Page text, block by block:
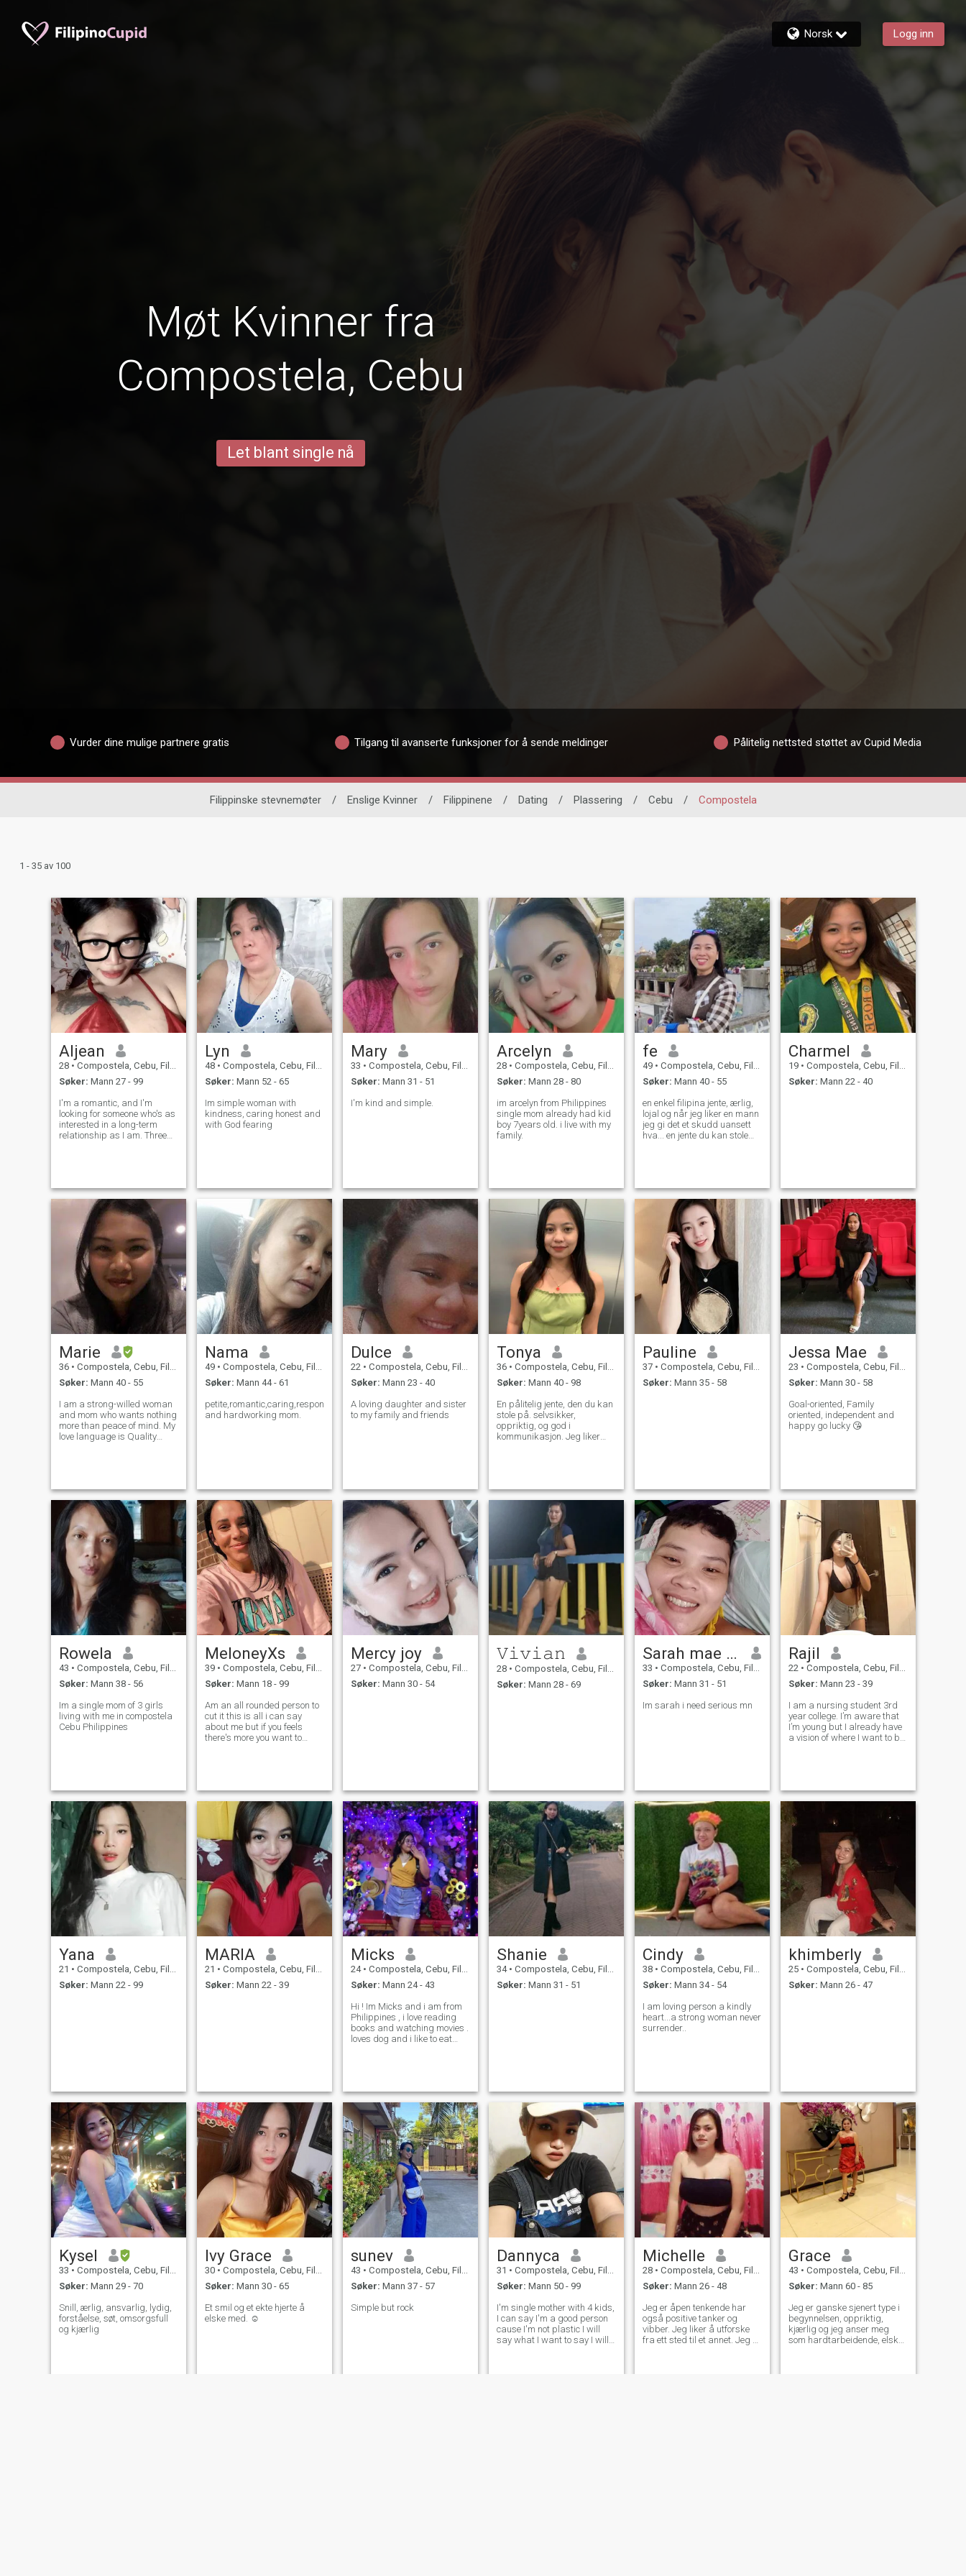
Norsk Logg inn
Møt Kvinner fra
Compostela, Cebu
Let blant single nå
Vurder dine mulige partnere gratis Tilgang til avanserte funksjoner for å sende meldinger Pålitelig nettsted støttet av Cupid Media
Filippinske stevnemøter / Enslige Kvinner / Filippinene / Dating / Plassering / Cebu / Compostela
1 - 35 av 100
Aljean
28 • Compostela, Cebu, Filippinene
Søker: Mann 27 - 99
I'm a romantic, and I'm
looking for someone who's as
interested in a long-term
relationship as I am. Three
possibilities. Seeking casual
dates and l
Lyn
48 • Compostela, Cebu, Filippinene
Søker: Mann 52 - 65
Im simple woman with
kindness, caring honest and
with God fearing
Mary
33 • Compostela, Cebu, Filippinene
Søker: Mann 31 - 51
I'm kind and simple.
Arcelyn
28 • Compostela, Cebu, Filippinene
Søker: Mann 28 - 80
im arcelyn from Philippines
single mom already had kid
boy 7years old. i live with my
family.
fe
49 • Compostela, Cebu, Filippinene
Søker: Mann 40 - 55
en enkel filipina jente, ærlig,
lojal og når jeg liker en mann
jeg gi det et skudd uansett
hva... en jente du kan stole
Charmel
19 • Compostela, Cebu, Filippinene
Søker: Mann 22 - 40
Marie
36 • Compostela, Cebu, Filippinene
Søker: Mann 40 - 55
I am a strong-willed woman
and mom who wants nothing
more than peace of mind. My
love language is Quality
accept Words of Affirmation,
Physical T
Nama
49 • Compostela, Cebu, Filippinene
Søker: Mann 44 - 61
petite,romantic,caring,responsible
and hardworking mom.
Dulce
22 • Compostela, Cebu, Filippinene
Søker: Mann 23 - 40
A loving daughter and sister
to my family and friends
Tonya
36 • Compostela, Cebu, Filippinene
Søker: Mann 40 - 98
En pålitelig jente, den du kan
stole på. selvsikker,
oppriktig, og god i
kommunikasjon. Jeg liker
Pauline
37 • Compostela, Cebu, Filippinene
Søker: Mann 35 - 58
Jessa Mae
23 • Compostela, Cebu, Filippinene
Søker: Mann 30 - 58
Goal-oriented, Family
oriented, independent and
happy go lucky 😘
Rowela
43 • Compostela, Cebu, Filippinene
Søker: Mann 38 - 56
Im a single mom of 3 girls
living with me in compostela
Cebu Philippines
MeloneyXs
39 • Compostela, Cebu, Filippinene
Søker: Mann 18 - 99
Am an all rounded person to
cut it this is all i can say
about me but if you feels
there's more you want to
alone and looking for
someone to sha
Mercy joy
27 • Compostela, Cebu, Filippinene
Søker: Mann 30 - 54
𝚅𝚒𝚟𝚒𝚊𝚗
28 • Compostela, Cebu, Filippinene
Søker: Mann 28 - 69
Sarah mae lawas
33 • Compostela, Cebu, Filippinene
Søker: Mann 31 - 51
Im sarah i need serious mn
Rajil
22 • Compostela, Cebu, Filippinene
Søker: Mann 23 - 39
I am a nursing student 3rd
year college. I’m aware that
I’m young but I already have
a vision of where I want to be
passionate about it.
Yana
21 • Compostela, Cebu, Filippinene
Søker: Mann 22 - 99
MARIA
21 • Compostela, Cebu, Filippinene
Søker: Mann 22 - 39
Micks
24 • Compostela, Cebu, Filippinene
Søker: Mann 24 - 43
Hi ! Im Micks and i am from
Philippines , i love reading
books and watching movies .
loves dog and i like to eat
Shanie
34 • Compostela, Cebu, Filippinene
Søker: Mann 31 - 51
Cindy
38 • Compostela, Cebu, Filippinene
Søker: Mann 34 - 54
I am loving person a kindly
heart...a strong woman never
surrender..
khimberly
25 • Compostela, Cebu, Filippinene
Søker: Mann 26 - 47
Kysel
33 • Compostela, Cebu, Filippinene
Søker: Mann 29 - 70
Snill, ærlig, ansvarlig, lydig,
forståelse, søt, omsorgsfull
og kjærlig
Ivy Grace
30 • Compostela, Cebu, Filippinene
Søker: Mann 30 - 65
Et smil og et ekte hjerte å
elske med. ☺️
sunev
43 • Compostela, Cebu, Filippinene
Søker: Mann 37 - 57
Simple but rock
Dannyca
31 • Compostela, Cebu, Filippinene
Søker: Mann 50 - 99
I'm single mother with 4 kids,
I can say I'm a good person
cause I'm not plastic I will
say what I want to say I will
Michelle
28 • Compostela, Cebu, Filippinene
Søker: Mann 26 - 48
Jeg er åpen tenkende har
også positive tanker og
vibber. Jeg liker å utforske
fra ett sted til et annet. Jeg er
Grace
43 • Compostela, Cebu, Filippinene
Søker: Mann 60 - 85
Jeg er ganske sjenert type i
begynnelsen, oppriktig,
kjærlig og jeg anser meg
som hardtarbeidende, elsker